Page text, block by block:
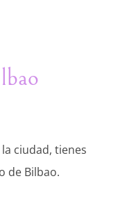
ciudad, tienes
de Bilbao.